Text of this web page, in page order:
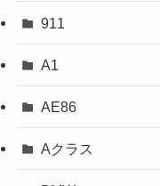
911
A1
AE86
Aクラス